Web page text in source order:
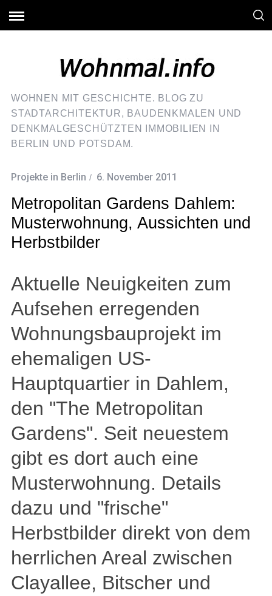
WOHNEN MIT GESCHICHTE. BLOG ZU
STADTARCHITEKTUR, BAUDENKMALEN UND
DENKMALGESCHÜTZTEN IMMOBILIEN IN
BERLIN UND POTSDAM.
Projekte in Berlin 6. November 2011
Metropolitan Gardens Dahlem:
Musterwohnung, Aussichten und
Herbstbilder
Aktuelle Neuigkeiten zum
Aufsehen erregenden
Wohnungsbauprojekt im
ehemaligen US-
Hauptquartier in Dahlem,
den "The Metropolitan
Gardens". Seit neuestem
gibt es dort auch eine
Musterwohnung. Details
dazu und "frische"
Herbstbilder direkt von dem
herrlichen Areal zwischen
Clayallee, Bitscher und